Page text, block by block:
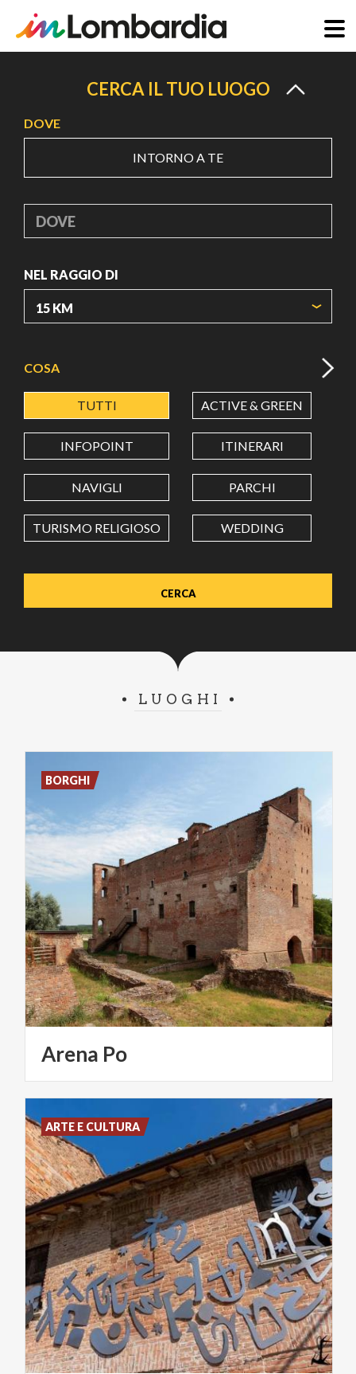
principale
CERCA IL TUO LUOGO
DOVE
INTORNO A TE
DOVE
NEL RAGGIO DI
LATITUDINE
LONGITUDINE
Value in decimal degrees. Use dot (.) as decimal separator.
COSA
TUTTI ACTIVE & GREEN
INFOPOINT ITINERARI
NAVIGLI PARCHI
TURISMO RELIGIOSO WEDDING
LUOGHI
Arena Po
BORGHI
ARTE E CULTURA